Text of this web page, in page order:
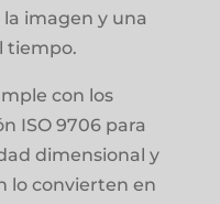
imagen y una
tiempo.
con los
ISO 9706 para
dimensional y
lo convierten en